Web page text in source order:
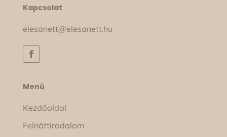
Kapcsolat
elesanett@elesanett.hu
Menü
Kezdőoldal
Felnőttirodalom